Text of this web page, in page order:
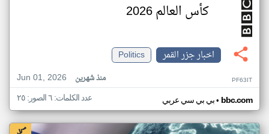
كأس العالم 2026
اخبار جزر القمر
Politics
Jun 01, 2026
منذ شهرين PF63IT
بي بي سي عربي• bbc.com عدد الكلمات: ٦ الصور: ٢٥